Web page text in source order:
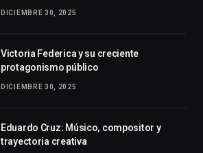
DICIEMBRE 30, 2025
Victoria Federica y su creciente
protagonismo público
DICIEMBRE 30, 2025
Eduardo Cruz: Músico, compositor y
trayectoria creativa